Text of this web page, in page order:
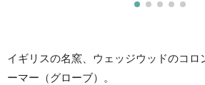
イギリスの名窯、ウェッジウッドのコロ
ーマー（グローブ）。